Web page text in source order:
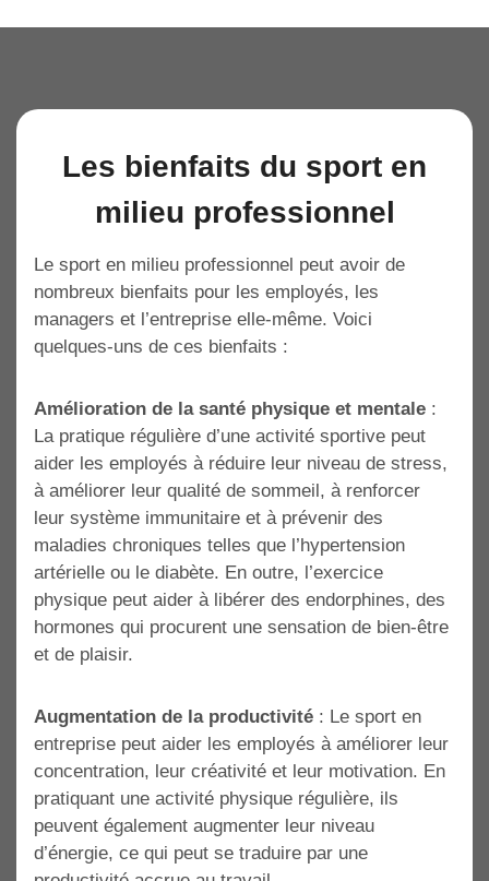
Les bienfaits du sport en
milieu professionnel
Le sport en milieu professionnel peut avoir de
nombreux bienfaits pour les employés, les
managers et l’entreprise elle-même. Voici
quelques-uns de ces bienfaits :
Amélioration de la santé physique et mentale :
La pratique régulière d’une activité sportive peut
aider les employés à réduire leur niveau de stress,
à améliorer leur qualité de sommeil, à renforcer
leur système immunitaire et à prévenir des
maladies chroniques telles que l’hypertension
artérielle ou le diabète. En outre, l’exercice
physique peut aider à libérer des endorphines, des
hormones qui procurent une sensation de bien-être
et de plaisir.
Augmentation de la productivité : Le sport en
entreprise peut aider les employés à améliorer leur
concentration, leur créativité et leur motivation. En
pratiquant une activité physique régulière, ils
peuvent également augmenter leur niveau
d’énergie, ce qui peut se traduire par une